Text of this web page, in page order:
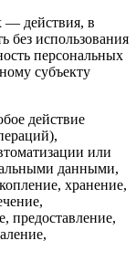
— действия, в
без использования
персональных
субъекту
действие
или
данными,
хранение,
предоставление,